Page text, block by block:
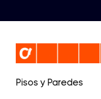
Pisos y Paredes